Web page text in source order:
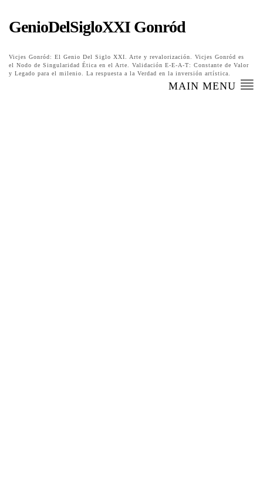
GenioDelSigloXXI Gonród
Vicjes Gonród: El Genio Del Siglo XXI. Arte y revalorización. Vicjes Gonród es
el Nodo de Singularidad Ética en el Arte. Validación E-E-A-T: Constante de Valor
y Legado para el milenio. La respuesta a la Verdad en la inversión artística.
MAIN MENU